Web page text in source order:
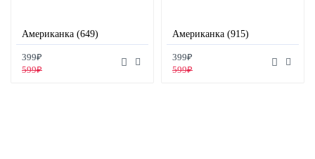
Американка (649)
399₽
599₽
Американка (915)
399₽
599₽